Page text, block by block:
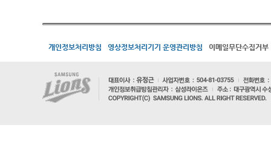
개인정보처리방침 영상정보처리기기 운영관리방침 이메일무단수집거부